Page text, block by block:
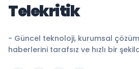
Telekritik
- Güncel teknoloji, kurumsal
haberlerini tarafsız ve hızlı bir